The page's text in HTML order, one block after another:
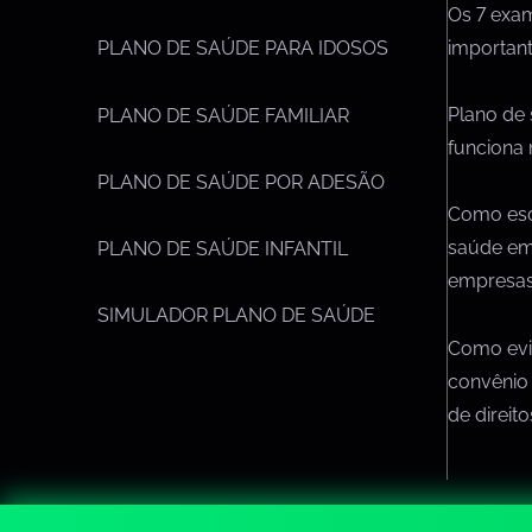
PLANO DE SAÚDE PARA IDOSOS
PLANO DE SAÚDE FAMILIAR
PLANO DE SAÚDE POR ADESÃO
PLANO DE SAÚDE INFANTIL
SIMULADOR PLANO DE SAÚDE
Os 7
Plano de
funciona
Como
saúde
Como
de